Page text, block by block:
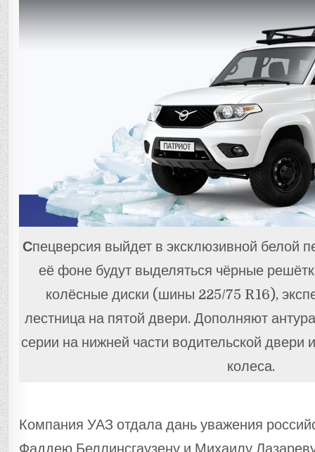
Спецверсия выйдет в эксклюзивной белой
её фоне будут выделяться чёрные
колёсные диски (шины 225/75 R16),
лестница на пятой двери. Дополняют
серии на нижней части водительской двери
колеса.
Компания УАЗ отдала дань уважения